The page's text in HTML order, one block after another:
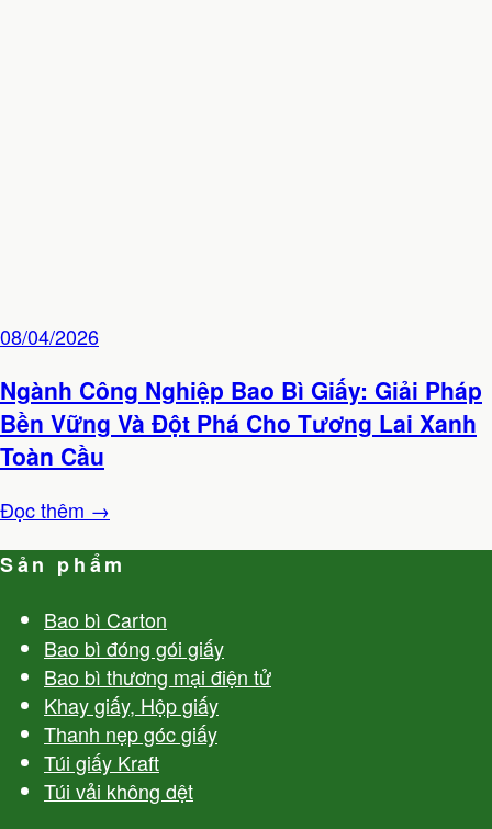
08/04/2026
Ngành Công Nghiệp Bao Bì Giấy: Giải Pháp
Bền Vững Và Đột Phá Cho Tương Lai Xanh
Toàn Cầu
Đọc thêm →
Sản phẩm
Bao bì Carton
Bao bì đóng gói giấy
Bao bì thương mại điện tử
Khay giấy, Hộp giấy
Thanh nẹp góc giấy
Túi giấy Kraft
Túi vải không dệt